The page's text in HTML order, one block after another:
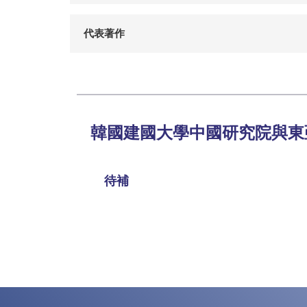
代表著作
韓國建國大學中國研究院與
待補